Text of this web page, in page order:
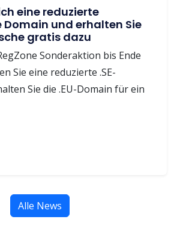
eine reduzierte
Domain und erhalten Sie
gratis dazu
Sonderaktion bis Ende
Sie eine reduzierte .SE-
Sie die .EU-Domain für ein
Alle News